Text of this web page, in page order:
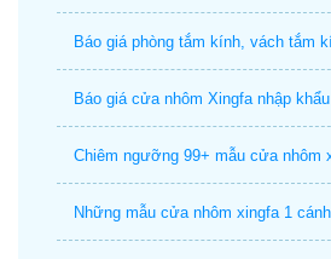
Báo giá phòng tắm kính, vách tắm
Báo giá cửa nhôm Xingfa nhập
Chiêm ngưỡng 99+ mẫu cửa nhôm
Những mẫu cửa nhôm xingfa 1